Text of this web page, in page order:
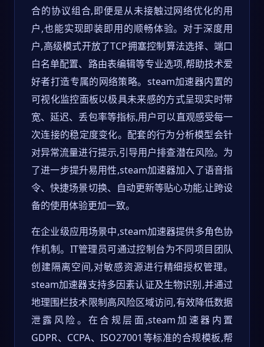
合的协议组合,即便是从未接触过网络优化的用
户,也能实现即装即用的顺畅体验。对于深度用
户,高级模式开放了TCP拥塞控制算法选择、端口
白名单配置、路由表编辑等专业选项,帮助技术爱
好者打造专属的网络策略。steam加速器内置的
可视化监控面板以极具未来感的方式呈现实时带
宽、延迟、丢包率等指标,用户可以直观感受每一
次连接的稳定度变化。配套的行为分析模型会针
对异常流量进行提示,引导用户排查潜在风险。为
了进一步提升易用性,steam加速器加入了语音指
令、快捷场景切换、自动更新等贴心功能,让跨设
备的使用体验更加一致。
在企业级应用场景中,steam加速器提供多角色协
作机制。IT管理员可通过控制台为不同项目团队
创建隔离空间,对敏感资源进行精细授权管理。
steam加速器支持多因素认证及生物识别,并通过
地理围栏技术限制高风险区域访问,有效降低数据
泄露风险。在合规层面,steam加速器内置
GDPR、CCPA、ISO27001等标准的合规模板,帮